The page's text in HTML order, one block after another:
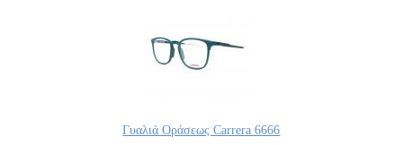
Γυαλιά Οράσεως Carrera 6666